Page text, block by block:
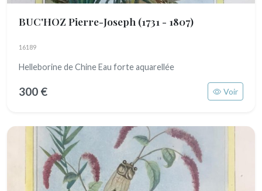
BUC'HOZ Pierre-Joseph (1731 - 1807)
16189
Helleborine de Chine Eau forte aquarellée
300 € Voir